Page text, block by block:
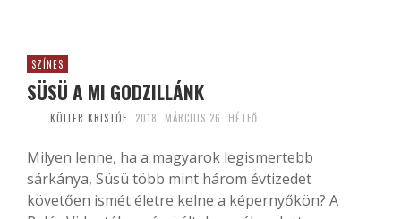
SZÍNES
SÜSÜ A MI GODZILLÁNK
KÖLLER KRISTÓF 2018. MÁRCIUS 26. HÉTFŐ
Milyen lenne, ha a magyarok legismertebb
sárkánya, Süsü több mint három évtizedet
követően ismét életre kelne a képernyőkön? A